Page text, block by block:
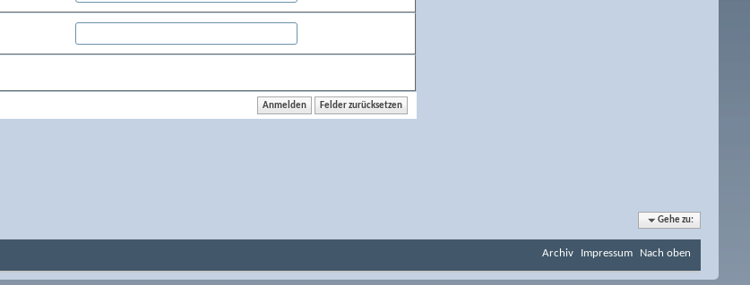
Gehe zu:
Archiv Impressum Nach oben